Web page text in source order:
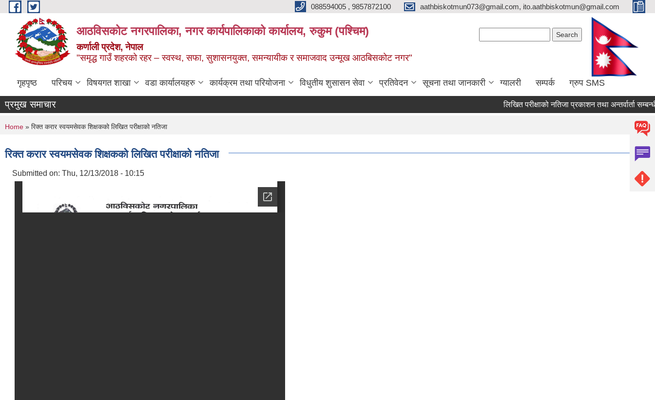
Skip to main content 088594005 , 9857872100 aathbiskotmun073@gmail.com, ito.aathbiskotmun@gmail.com
आठविसकोट नगरपालिका, नगर कार्यपालिकाको कार्यालय, रुकुम (पश्चिम)
कर्णाली प्रदेश, नेपाल
"समृद्ध गाउँ शहरको रहर – स्वस्थ, सफा, सुशासनयुक्त, समन्यायीक र समाजवाद उन्मूख आठबिसकोट नगर"
गृहपृष्ठ परिचय विषयगत शाखा वडा कार्यालयहरु कार्यक्रम तथा परियोजना विधुतीय शुसासन सेवा प्रतिवेदन सूचना तथा जानकारी ग्यालरी सम्पर्क ग्रुप SMS
प्रमुख समाचार लिखित परीक्षाको नतिजा प्रकाशन तथा अन्तर्वार्ता सम्बन्धी
You are here
Home » रिक्त करार स्वयमसेवक शिक्षकको लिखित परीक्षाको नतिजा
रिक्त करार स्वयमसेवक शिक्षकको लिखित परीक्षाको नतिजा
Submitted on: Thu, 12/13/2018 - 10:15